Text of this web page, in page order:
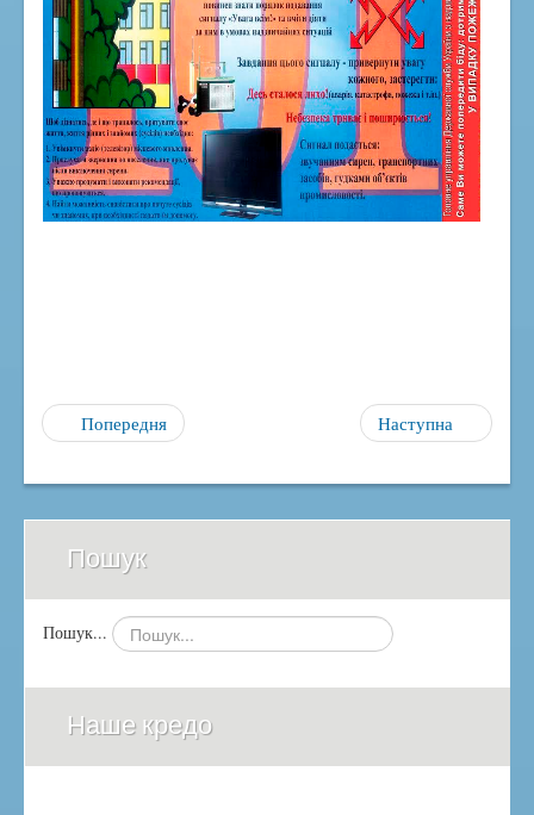
Попередня Наступна
Пошук
Пошук...
Наше кредо